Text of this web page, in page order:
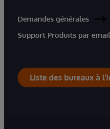
Demandes générales
Support Produits par email
Liste des bureaux à